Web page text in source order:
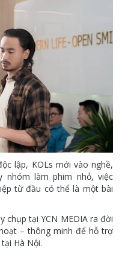
lập, KOLs mới vào nghề,
nhóm làm phim nhỏ, việc
từ đầu có thể là một bài
chụp tại YCN MEDIA ra đời
– thông minh để hỗ trợ
Hà Nội.